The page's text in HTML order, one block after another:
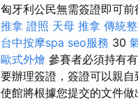
匈牙利公民無需簽證即可前
推拿 證照 天母 推拿 傳統
台中按摩spa seo服務 30
歐式外燴 參賽者必須持有
要辦理簽證，簽證可以親
使館將根據您提交的文件